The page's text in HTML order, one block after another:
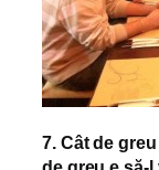
7. Cât de